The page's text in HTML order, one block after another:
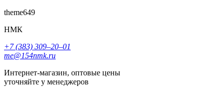
theme649
НМК
+7 (383) 309‒20‒01
me@154nmk.ru
Интернет-магазин, оптовые цены
уточняйте у менеджеров